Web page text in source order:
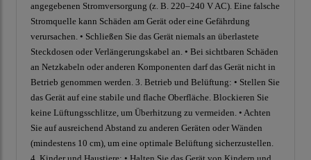
angegebenen Stromversorgung (z. B. 220–240 V AC). Eine falsche
Stromquelle kann Schäden am Gerät oder eine Gefährdung
verursachen. • Schließen Sie das Gerät niemals an überlastete
Steckdosen oder Verlängerungskabel an. • Bei sichtbaren Schäden
an Netzkabeln oder anderen Komponenten darf das Gerät nicht in
Betrieb genommen werden. 3. Betrieb und Belüftung: • Stellen Sie
das Gerät auf eine stabile und flache Oberfläche. Blockieren Sie
keine Lüftungsschlitze, um Überhitzung zu vermeiden. • Achten
Sie auf ausreichend Abstand zu anderen Geräten oder Wänden
(mindestens 10 cm), um eine optimale Belüftung sicherzustellen.